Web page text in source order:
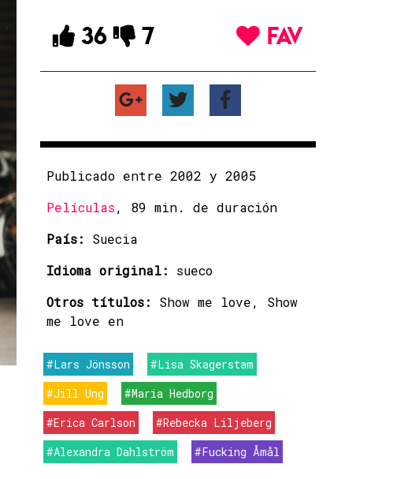
36 7 FAV
Publicado entre 2002 y 2005
Películas, 89 min. de duración
País: Suecia
Idioma original: sueco
Otros títulos: Show me love, Show
me love en
#Lars Jönsson
#Lisa Skagerstam
#Jill Ung
#Maria Hedborg
#Erica Carlson
#Rebecka Liljeberg
#Alexandra Dahlström
#Fucking Åmål